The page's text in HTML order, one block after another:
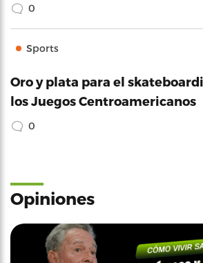
0
Sports
Oro y plata para el
los Juegos Centroamericanos
0
Opiniones